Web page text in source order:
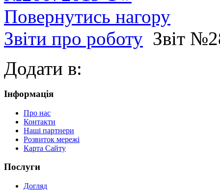
Повернутись нагору
Звіти про роботу Звіт
Додати в:
Інформація
Про нас
Контакти
Наші партнери
Розвиток мережі
Карта Сайту
Послуги
Догляд